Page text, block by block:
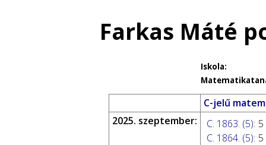
Farkas Máté
Iskola:
C-jelű
2025. szeptember:
C. 1863. (5):
C. 1864. (5):